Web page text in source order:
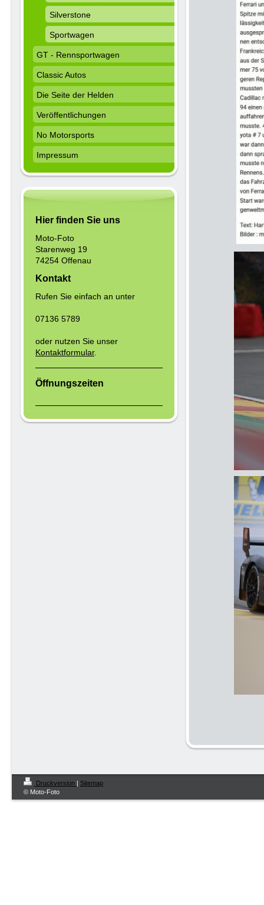
Silverstone
Sportwagen
GT - Rennsportwagen
Classic Autos
Die Seite der Helden
Veröffentlichungen
No Motorsports
Impressum
Hier finden Sie uns
Moto-Foto
Starenweg 19
74254 Offenau
Kontakt
Rufen Sie einfach an unter
07136 5789
oder nutzen Sie unser
Kontaktformular.
Öffnungszeiten
Druckversion | Sitemap
© Moto-Foto